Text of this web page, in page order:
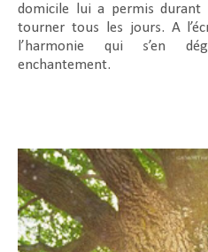
domicile lui a permis durant
tourner tous les jours. A
l’harmonie qui s’en
enchantement.